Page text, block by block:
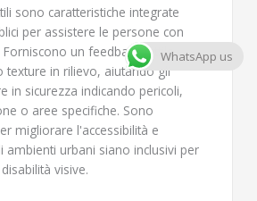
sono caratteristiche integrate
per assistere le persone con
Forniscono un feedback tattile
texture in rilievo, aiutando gli
in sicurezza indicando pericoli,
o aree specifiche. Sono
migliorare l'accessibilità e
ambienti urbani siano inclusivi per
visive.
WhatsApp us